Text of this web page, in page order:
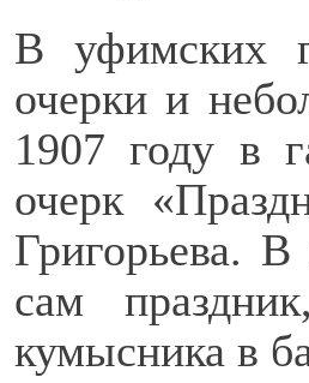
В уфимских
очерки и
1907 году в
очерк
Григорьева.
сам
кумысника в